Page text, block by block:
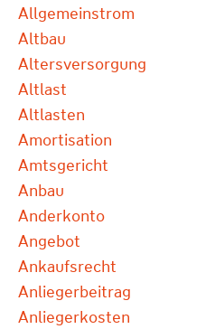
Allgemeinstrom
Altbau
Altersversorgung
Altlast
Altlasten
Amortisation
Amtsgericht
Anbau
Anderkonto
Angebot
Ankaufsrecht
Anliegerbeitrag
Anliegerkosten